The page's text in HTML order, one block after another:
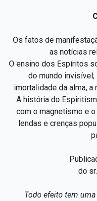
Os fatos de
as notícias
O ensino dos Espíritos
do mundo invisível;
imortalidade da alma, a
A história do
com o magnetismo e
lendas e crenças
do
Todo efeito tem